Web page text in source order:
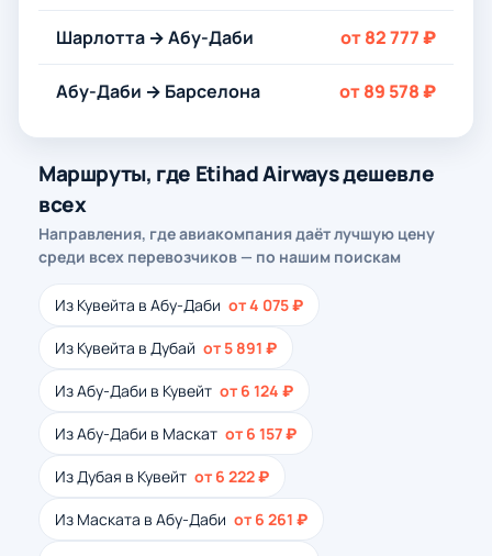
Шарлотта → Абу-Даби от 82 777 ₽
Абу-Даби → Барселона от 89 578 ₽
Маршруты, где Etihad Airways дешевле
всех
Направления, где авиакомпания даёт лучшую цену
среди всех перевозчиков — по нашим поискам
Из Кувейта в Абу-Даби от 4 075 ₽
Из Кувейта в Дубай от 5 891 ₽
Из Абу-Даби в Кувейт от 6 124 ₽
Из Абу-Даби в Маскат от 6 157 ₽
Из Дубая в Кувейт от 6 222 ₽
Из Маската в Абу-Даби от 6 261 ₽